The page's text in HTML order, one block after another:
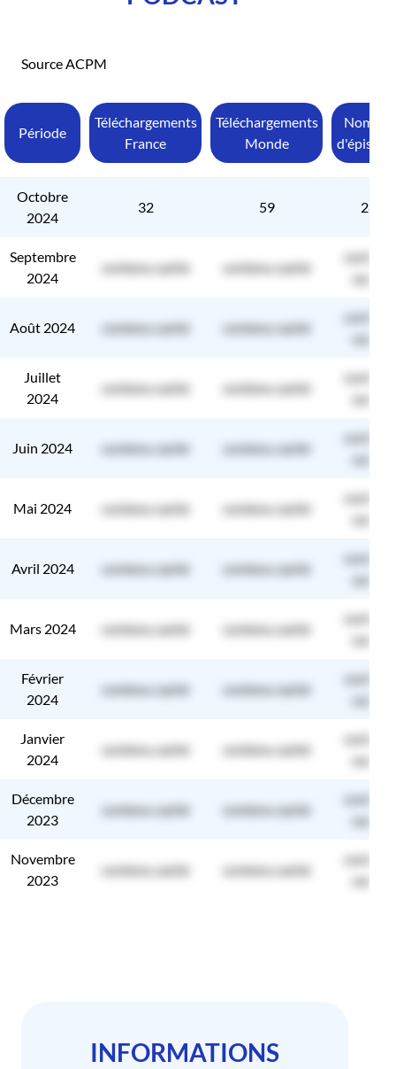
Source ACPM
Période
Téléchargements
France
Téléchargements
Monde
Nombre
Octobre
2024
32 59 28
Septembre
2024
contenu caché contenu caché
contenu
caché
Août 2024 contenu caché contenu caché
contenu
caché
Juillet
2024
contenu caché contenu caché
contenu
caché
Juin 2024 contenu caché contenu caché
contenu
caché
Mai 2024 contenu caché contenu caché
contenu
caché
Avril 2024 contenu caché contenu caché
contenu
caché
Mars 2024 contenu caché contenu caché
contenu
caché
Février
2024
contenu caché contenu caché
contenu
caché
Janvier
2024
contenu caché contenu caché
contenu
caché
Décembre
2023
contenu caché contenu caché
contenu
caché
Novembre
2023
contenu caché contenu caché
contenu
caché
INFORMATIONS